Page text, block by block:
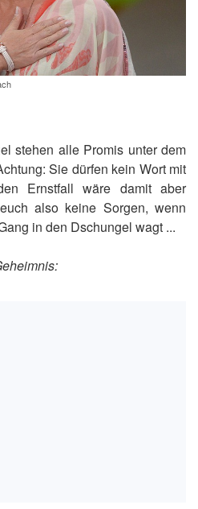
stehen alle Promis unter dem
Sie dürfen kein Wort mit
Ernstfall wäre damit aber
also keine Sorgen, wenn
in den Dschungel wagt ...